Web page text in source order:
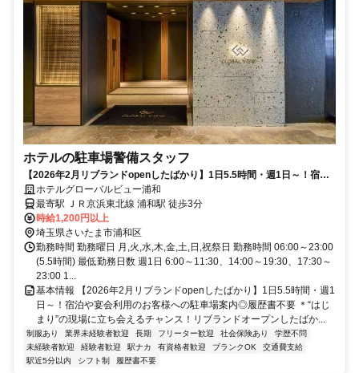
ホテルの駐車場警備スタッフ
【2026年2月リブランドopenしたばかり】1日5.5時間・週1日～！宿泊
や宴会利用のお客様への駐車場案内◎履歴書不要
ホテルグローバルビュー浦和
最寄駅 ＪＲ京浜東北線 浦和駅 徒歩3分
時給1,200円以上
埼玉県さいたま市浦和区
勤務時間 勤務曜日 月,火,水,木,金,土,日,祝祭日 勤務時間 06:00～23:00
(5.5時間) 最低勤務日数 週1日 6:00～11:30、14:00～19:30、17:30～
23:00 1...
基本情報 【2026年2月リブランドopenしたばかり】1日5.5時間・週1
日～！宿泊や宴会利用のお客様への駐車場案内◎履歴書不要 ＊“はじ
まり”の現場に立ち会えるチャンス！リブランドオープンしたばか...
制服あり 業界未経験者歓迎 長期 フリーター歓迎 社会保険あり
学歴不問
未経験者歓迎
経験者歓迎 駅ナカ 有資格者歓迎 ブランクOK
交通費支給
駅近5分以内
シフト制 履歴書不要